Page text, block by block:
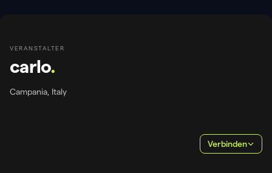
VERANSTALTER
carlo.
Campania, Italy
Verbinden